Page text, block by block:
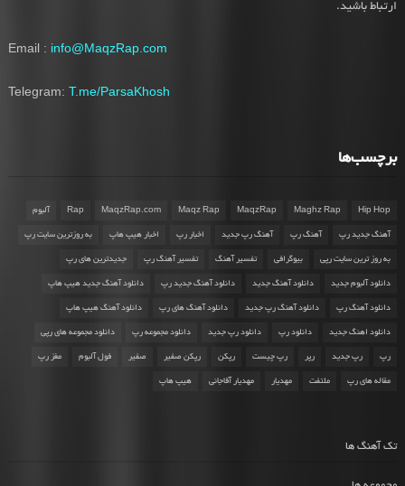
ارتباط باشید.
Email : info@MaqzRap.com
Telegram: T.me/ParsaKhosh
برچسب‌ها
Hip Hop
Maghz Rap
MaqzRap
Maqz Rap
MaqzRap.com
Rap آلبوم
آهنگ جدید رپ آهنگ رپ آهنگ رپ جدید اخبار رپ اخبار هیپ هاپ به روزترین سایت رپ
به روز ترین سایت رپی بیوگرافی تفسیر آهنگ تفسیر آهنگ رپ جدیدترین های رپ
دانلود آلبوم جدید دانلود آهنگ جدید دانلود آهنگ جدید رپ دانلود آهنگ جدید هیپ هاپ
دانلود آهنگ رپ دانلود آهنگ رپ جدید دانلود آهنگ های رپ دانلود آهنگ هیپ هاپ
دانلود اهنگ جدید دانلود رپ دانلود رپ جدید دانلود مجموعه رپ دانلود مجموعه های رپی
رپ رپ جدید رپر رپ چیست رپکن رپکن صفیر صفیر فول آلبوم مغز رپ
مقاله های رپ ملتفت مهدیار مهدیار آقاجانی هیپ هاپ
تک آهنگ ها